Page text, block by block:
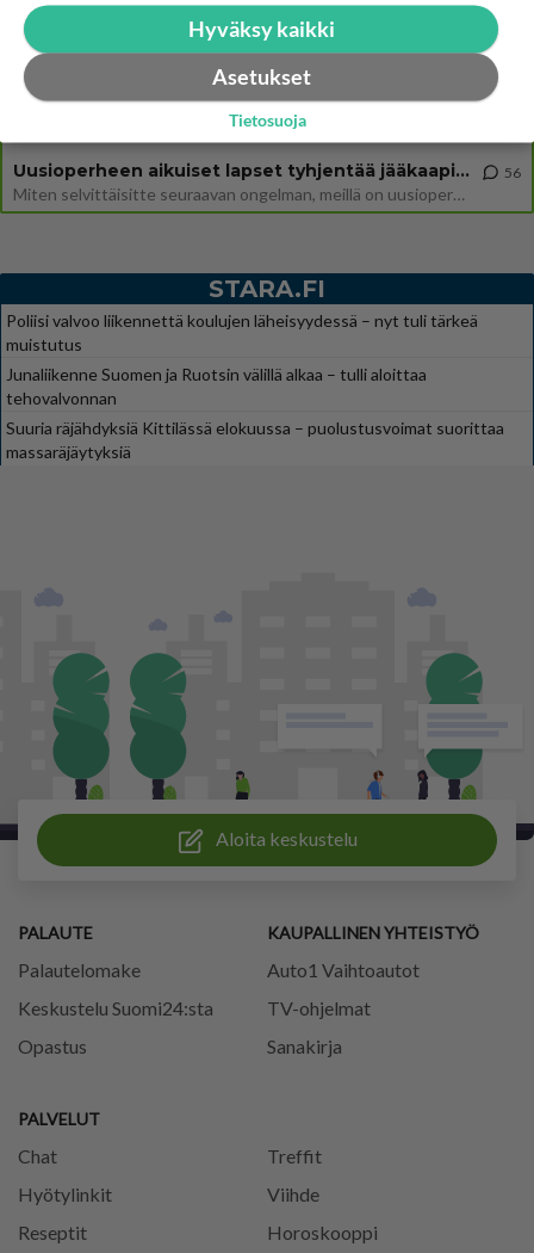
Martina Aitolehti on seurattu julkisuuden henkilö. Lähipiiriin mahtuu muitakin tunnettuja henkilöitä. Tiesitkö, että Ma
2 km on nykyään liian pitkä koulumatka
Miesten tuijotus
Uusioperheen aikuiset lapset tyhjentää jääkaapin käydessään
Miten selvittäisitte seuraavan ongelman, meillä on uusioperhe, minulla teini-ikäiset lapset ja puolisolla aikuiset, jotk
56
STARA.FI
Poliisi valvoo liikennettä koulujen läheisyydessä – nyt tuli tärkeä
muistutus
Junaliikenne Suomen ja Ruotsin välillä alkaa – tulli aloittaa
tehovalvonnan
Suuria räjähdyksiä Kittilässä elokuussa – puolustusvoimat suorittaa
massaräjäytyksiä
Aloita keskustelu
PALAUTE
Palautelomake
Keskustelu Suomi24:sta
Opastus
PALVELUT
Chat
Treffit
Hyötylinkit
Viihde
Reseptit
Horoskooppi
KAUPALLINEN YHTEISTYÖ
Auto1 Vaihtoautot
TV-ohjelmat
Sanakirja
Hyväksy kaikki
Asetukset
Tietosuoja